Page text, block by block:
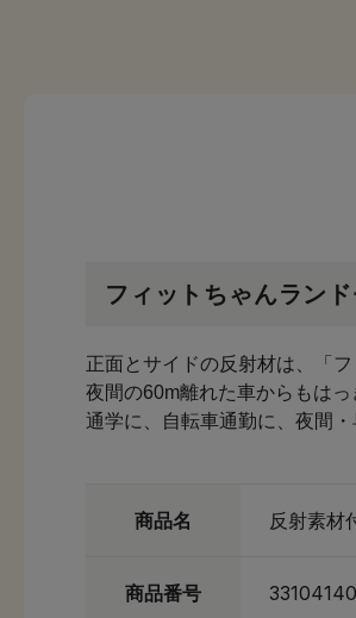
フィットちゃんラン
正面とサイドの反射材は、「
夜間の60m離れた車からもは
通学に、自転車通勤に、夜間
商品名 反射素材
商品番号